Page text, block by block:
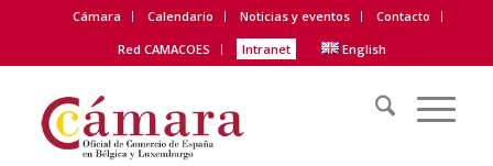
Cámara Calendario Noticias y eventos
Contacto
Red CAMACOES
Intranet English